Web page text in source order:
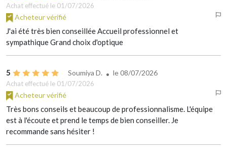
Achat effectué le 01/07/2026
Acheteur vérifié
J'ai été très bien conseillée Accueil professionnel et
sympathique Grand choix d'optique
5 Soumiya D. le08/07/2026
Achat effectué le 01/07/2026
Acheteur vérifié
Très bons conseils et beaucoup de professionnalisme. L'équipe
est à l'écoute et prend le temps de bien conseiller. Je
recommande sans hésiter !